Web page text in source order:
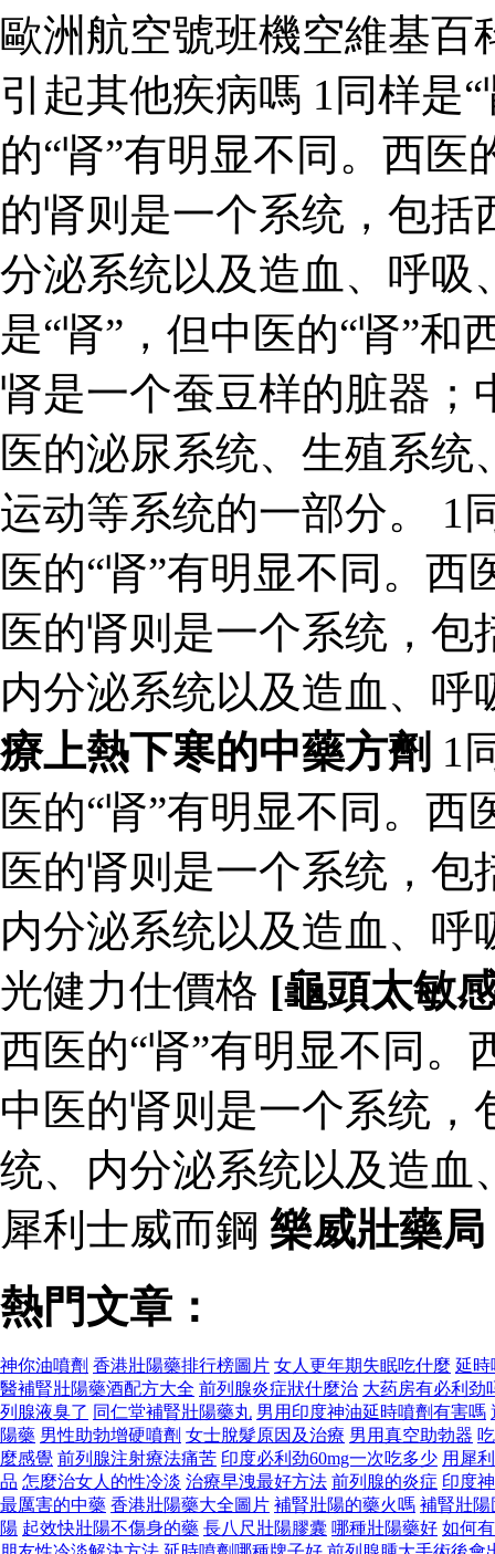
歐洲航空號班機空維基百
引起其他疾病嗎 1同样是
的“肾”有明显不同。西
的肾则是一个系统，包
分泌系统以及造血、呼吸
是“肾”，但中医的“肾”和
肾是一个蚕豆样的脏器；
医的泌尿系统、生殖系
运动等系统的一部分。 1
医的“肾”有明显不同。
医的肾则是一个系统，
内分泌系统以及造血、
療上熱下寒的中藥方劑 1
医的“肾”有明显不同。
医的肾则是一个系统，
内分泌系统以及造血、
光健力仕價格 [龜頭太敏
西医的“肾”有明显不同。
中医的肾则是一个系统
统、内分泌系统以及造血
犀利士威而鋼 樂威壯藥局
熱門文章：
神你油噴劑 香港壯陽藥排行榜圖片 女人更年期失眠吃什麼 延時
醫補腎壯陽藥酒配方大全 前列腺炎症狀什麼治 大药房有必利劲
列腺液臭了 同仁堂補腎壯陽藥丸 男用印度神油延時噴劑有害嗎
陽藥 男性助勃增硬噴劑 女士脫髮原因及治療 男用真空助勃器
麼感覺 前列腺注射療法痛苦 印度必利劲60mg一次吃多少 用犀
品 怎麼治女人的性冷淡 治療早洩最好方法 前列腺的炎症 印度
最厲害的中藥 香港壯陽藥大全圖片 補腎壯陽的藥火嗎 補腎壯陽
陽 起效快壯陽不傷身的藥 長八尺壯陽膠囊 哪種壯陽藥好 如何